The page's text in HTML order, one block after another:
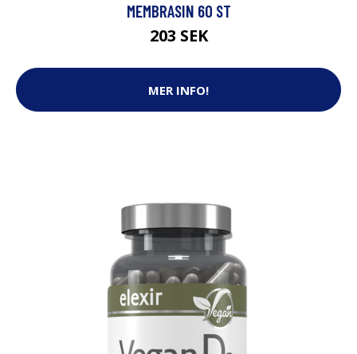
MEMBRASIN 60 ST
203 SEK
MER INFO!